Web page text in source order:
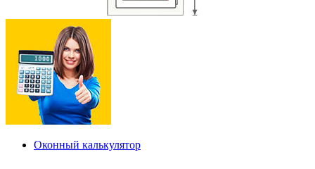
Оконный калькулятор